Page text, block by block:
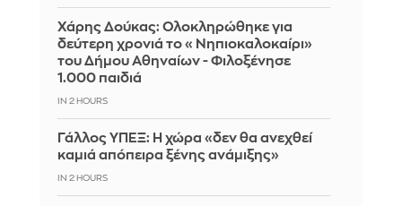
Χάρης Δούκας: Ολοκληρώθηκε για
δεύτερη χρονιά το «Νηπιοκαλοκαίρι»
του Δήμου Αθηναίων - Φιλοξένησε
1.000 παιδιά
IN 2 HOURS
Γάλλος ΥΠΕΞ: Η χώρα «δεν θα ανεχθεί
καμιά απόπειρα ξένης ανάμιξης»
IN 2 HOURS